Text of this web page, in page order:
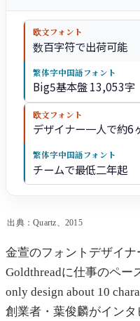
欧文フォント
数百字符で出荷可能
繁体字中国語フォント
Big5基本盤 13,053字
欧文フォント
デザイナー一人で約6
繁体字中国語フォント
チームで最低二年起
出典：Quartz、2015
金萱のフォントデザイ
Goldthreadに仕事のペー
only design about 10
創業者・葉俊麟がイン